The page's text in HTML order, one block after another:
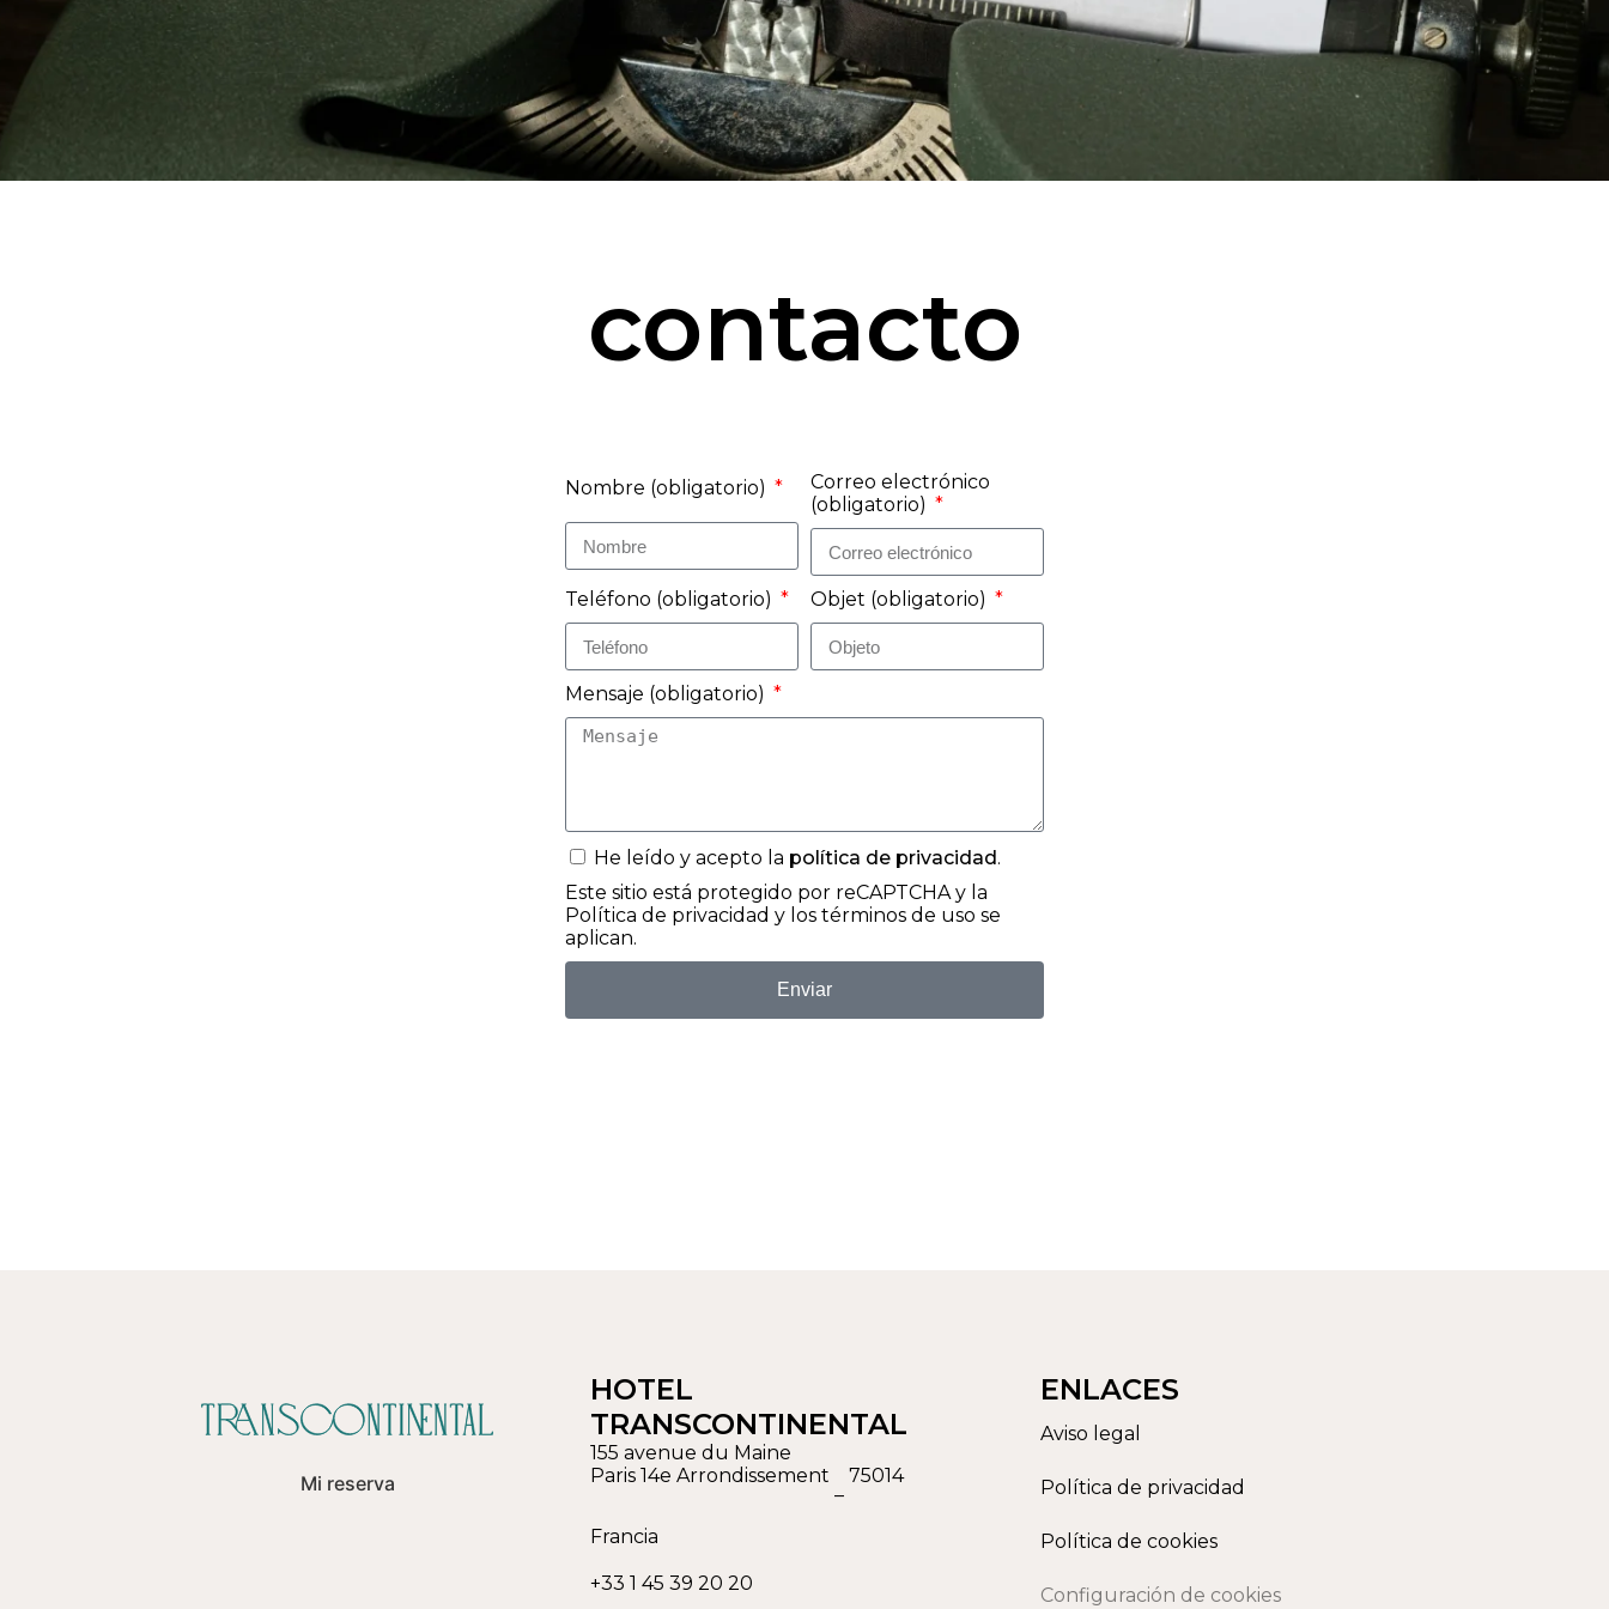
contacto
Nombre (obligatorio)
Correo electrónico
(obligatorio)
Teléfono (obligatorio) Objet (obligatorio)
Mensaje (obligatorio)
He leído y acepto la política de privacidad.
Este sitio está protegido por reCAPTCHA y la
Política de privacidad y los términos de uso se
aplican.
Enviar
Mi reserva
HOTEL
TRANSCONTINENTAL
155 avenue du Maine
Paris 14e Arrondissement
–
75014
Francia
+33 1 45 39 20 20
ENLACES
Aviso legal
Política de privacidad
Política de cookies
Configuración de cookies